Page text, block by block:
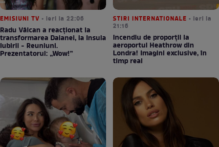
EMISIUNI TV • ieri la 22:06
Radu Vâlcan a reacționat la
transformarea Daianei, la Insula
Iubirii - Reuniuni.
Prezentatorul: „Wow!”
STIRI INTERNATIONALE • ieri la
21:16
Incendiu de proporții la
aeroportul Heathrow din
Londra! Imagini exclusive, în
timp real